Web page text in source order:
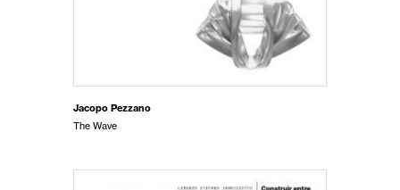
Jacopo Pezzano
The Wave